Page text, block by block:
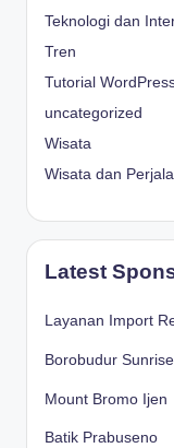
Teknologi dan
Tren
Tutorial
uncategorized
Wisata
Wisata dan
Latest
Layanan Import
Borobudur Sunrise
Mount Bromo Ijen
Batik Prabuseno